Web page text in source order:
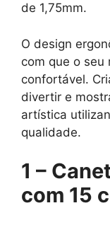
de 1,75mm.
O design
com que o seu
confortável.
divertir e
artística
qualidade.
1 –
com 15